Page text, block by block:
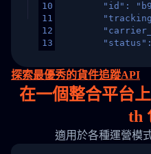
10
11
12
13
15
16
17
"id":
"phone":
          {
探索最優秀的貨件追蹤API
在一個整合平台
th
適用於各種運營模